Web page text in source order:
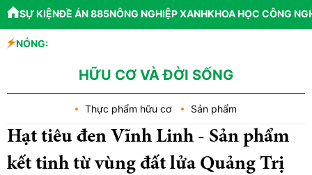
SỰ KIỆNĐỀ ÁN 885NÔNG NGHIỆP XANHKHOA HỌC CÔNG
NÓNG:
HỮU CƠ VÀ ĐỜI SỐNG
Thực phẩm hữu cơ Sản phẩm
Hạt tiêu đen Vĩnh Linh - Sản phẩm
kết tinh từ vùng đất lửa Quảng Trị